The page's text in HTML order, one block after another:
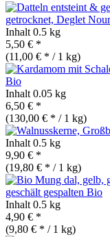
getrocknet, Deglet
Inhalt 0.5 kg
5,50 € *
(11,00 € * / 1 kg)
Bio
Inhalt 0.05 kg
6,50 € *
(130,00 € * / 1 kg)
Inhalt 0.5 kg
9,90 € *
(19,80 € * / 1 kg)
geschält gespalten Bio
Inhalt 0.5 kg
4,90 € *
(9,80 € * / 1 kg)